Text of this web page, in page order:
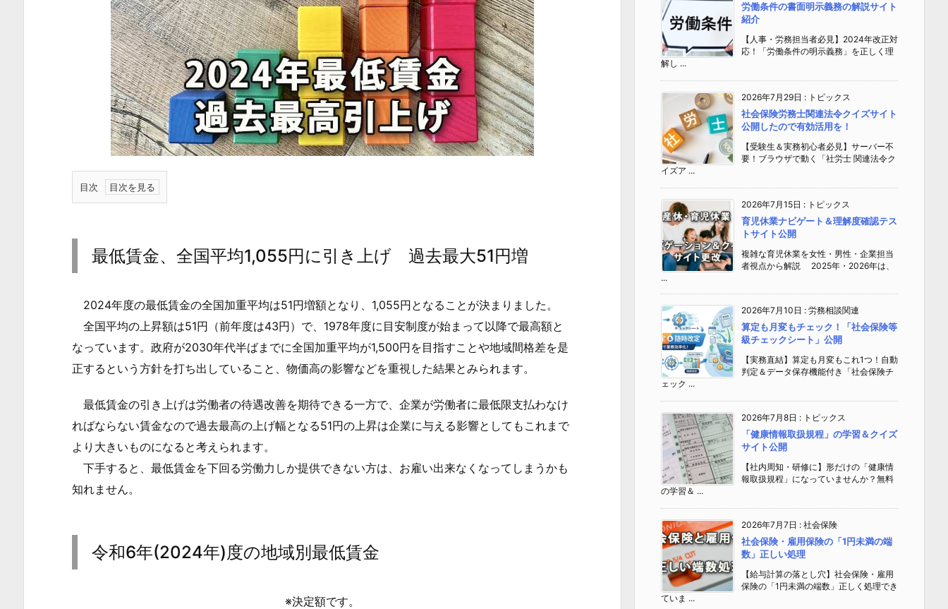
目次
1.
低
賃
全
国
平
均
0
5
5
円
げ
最低賃金、全国平均1,055円に引き上げ 過去最大51円増
2024年度の最低賃金の全国加重平均は51円増額となり、1,055円となることが決まりました。
全国平均の上昇額は51円（前年度は43円）で、1978年度に目安制度が始まって以降で最高額と
なっています。政府が2030年代半ばまでに全国加重平均が1,500円を目指すことや地域間格差を是
正するという方針を打ち出していること、物価高の影響などを重視した結果とみられます。
最低賃金の引き上げは労働者の待遇改善を期待できる一方で、企業が労働者に最低限支払わなけ
ればならない賃金なので過去最高の上げ幅となる51円の上昇は企業に与える影響としてもこれまで
より大きいものになると考えられます。
下手すると、最低賃金を下回る労働力しか提供できない方は、お雇い出来なくなってしまうかも
知れません。
令和6年(2024年)度の地域別最低賃金
※決定額です。
労働条件の書面明示義務の解説サイト
紹介
【人事・労務担当者必見】2024年改正対
応！「労働条件の明示義務」を正しく理
解し ...
2026年7月29日 : トピックス
社会保険労務士関連法令クイズサイト
公開したので有効活用を！
【受験生＆実務初心者必見】サーバー不
要！ブラウザで動く「社労士 関連法令ク
イズア ...
2026年7月15日 : トピックス
育児休業ナビゲート＆理解度確認テス
トサイト公開
複雑な育児休業を女性・男性・企業担当
者視点から解説 2025年・2026年は、
...
2026年7月10日 : 労務相談関連
算定も月変もチェック！「社会保険等
級チェックシート」公開
【実務直結】算定も月変もこれ1つ！自動
判定＆データ保存機能付き「社会保険チ
ェック ...
2026年7月8日 : トピックス
「健康情報取扱規程」の学習＆クイズ
サイト公開
【社内周知・研修に】形だけの「健康情
報取扱規程」になっていませんか？無料
の学習＆ ...
2026年7月7日 : 社会保険
社会保険・雇用保険の「1円未満の端
数」正しい処理
【給与計算の落とし穴】社会保険・雇用
保険の「1円未満の端数」正しく処理でき
ていま ...